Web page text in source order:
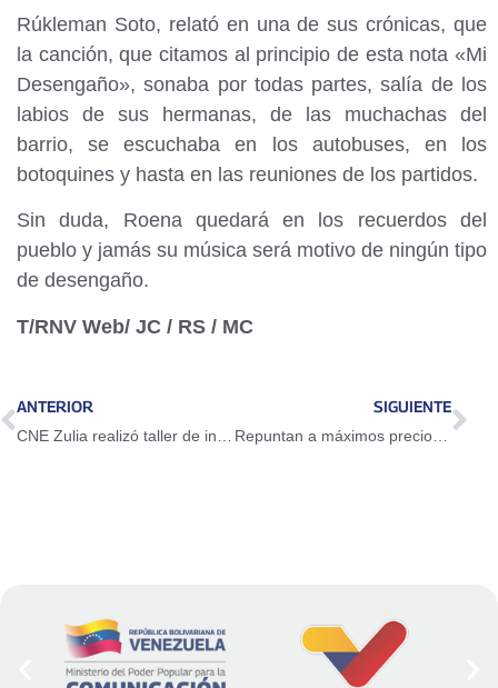
Rúkleman Soto, relató en una de sus crónicas, que
la canción, que citamos al principio de esta nota «Mi
Desengaño», sonaba por todas partes, salía de los
labios de sus hermanas, de las muchachas del
barrio, se escuchaba en los autobuses, en los
botoquines y hasta en las reuniones de los partidos.
Sin duda, Roena quedará en los recuerdos del
pueblo y jamás su música será motivo de ningún tipo
de desengaño.
T/RNV Web/ JC / RS / MC
ANTERIOR
CNE Zulia realizó taller de información financiera
SIGUIENTE
Repuntan a máximos precios del petróleo en casi tres años